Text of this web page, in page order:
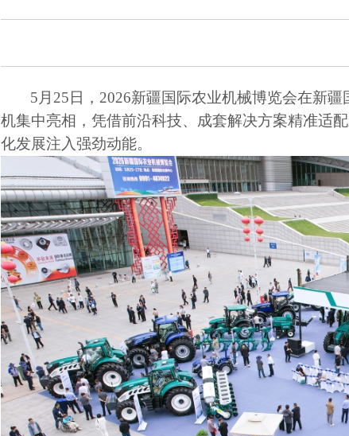
5月25 日，2026新疆国际农业机械博览会在新
机集中亮相，凭借前沿科技、成套解决方案精准适
化发展注入强劲动能。